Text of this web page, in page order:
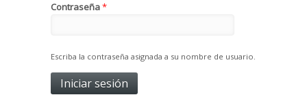
Contraseña*
Escriba la contraseña asignada a su nombre de usuario.